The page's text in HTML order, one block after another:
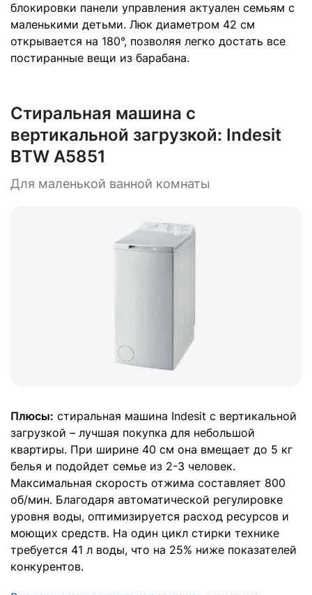
блокировки панели управления актуален семьям с
маленькими детьми. Люк диаметром 42 см
открывается на 180°, позволяя легко достать все
постиранные вещи из барабана.
Стиральная машина с
вертикальной загрузкой: Indesit
BTW A5851
Для маленькой ванной комнаты
Плюсы: стиральная машина Indesit с вертикальной
загрузкой – лучшая покупка для небольшой
квартиры. При ширине 40 см она вмещает до 5 кг
белья и подойдет семье из 2-3 человек.
Максимальная скорость отжима составляет 800
об/мин. Благодаря автоматической регулировке
уровня воды, оптимизируется расход ресурсов и
моющих средств. На один цикл стирки технике
требуется 41 л воды, что на 25% ниже показателей
конкурентов.